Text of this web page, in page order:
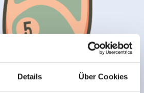
Details Über Cookies